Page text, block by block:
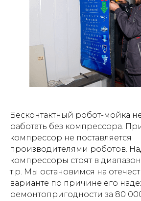
Бесконтактный робот-мойка
работать без компрессора.
компрессор не поставляется
производителями роботов.
компрессоры стоят в
т.р. Мы остановимся на
варианте по причине его
ремонтопригодности за 80